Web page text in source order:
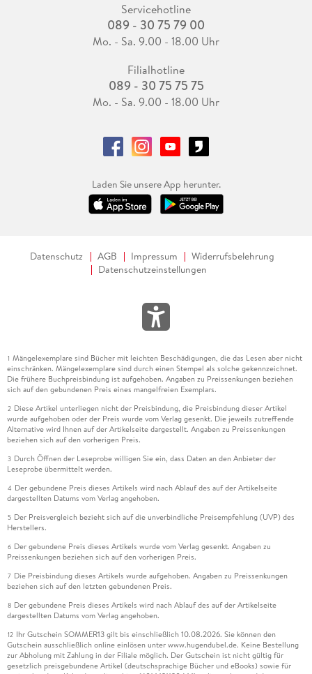
Servicehotline
089 - 30 75 79 00
Mo. - Sa. 9.00 - 18.00 Uhr
Filialhotline
089 - 30 75 75 75
Mo. - Sa. 9.00 - 18.00 Uhr
Laden Sie unsere App herunter.
Datenschutz AGB Impressum
Widerrufsbelehrung
Datenschutzeinstellungen
1 Mängelexemplare sind Bücher mit leichten Beschädigungen, die das Lesen aber nicht
einschränken. Mängelexemplare sind durch einen Stempel als solche gekennzeichnet.
Die frühere Buchpreisbindung ist aufgehoben. Angaben zu Preissenkungen beziehen
sich auf den gebundenen Preis eines mangelfreien Exemplars.
2 Diese Artikel unterliegen nicht der Preisbindung, die Preisbindung dieser Artikel
wurde aufgehoben oder der Preis wurde vom Verlag gesenkt. Die jeweils zutreffende
Alternative wird Ihnen auf der Artikelseite dargestellt. Angaben zu Preissenkungen
beziehen sich auf den vorherigen Preis.
3 Durch Öffnen der Leseprobe willigen Sie ein, dass Daten an den Anbieter der
Leseprobe übermittelt werden.
4 Der gebundene Preis dieses Artikels wird nach Ablauf des auf der Artikelseite
dargestellten Datums vom Verlag angehoben.
5 Der Preisvergleich bezieht sich auf die unverbindliche Preisempfehlung (UVP) des
Herstellers.
6 Der gebundene Preis dieses Artikels wurde vom Verlag gesenkt. Angaben zu
Preissenkungen beziehen sich auf den vorherigen Preis.
7 Die Preisbindung dieses Artikels wurde aufgehoben. Angaben zu Preissenkungen
beziehen sich auf den letzten gebundenen Preis.
8 Der gebundene Preis dieses Artikels wird nach Ablauf des auf der Artikelseite
dargestellten Datums vom Verlag angehoben.
12 Ihr Gutschein SOMMER13 gilt bis einschließlich 10.08.2026. Sie können den
Gutschein ausschließlich online einlösen unter www.hugendubel.de. Keine Bestellung
zur Abholung mit Zahlung in der Filiale möglich. Der Gutschein ist nicht gültig für
gesetzlich preisgebundene Artikel (deutschsprachige Bücher und eBooks) sowie für